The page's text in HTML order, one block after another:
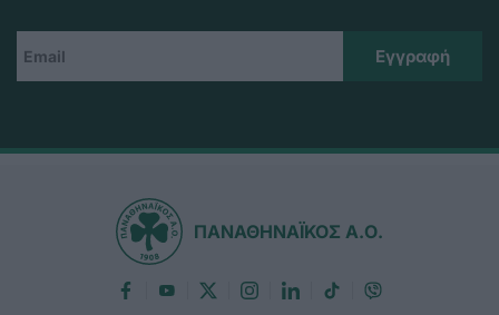
ΠΑΝΑΘΗΝΑΪΚΟΣ Α.Ο.